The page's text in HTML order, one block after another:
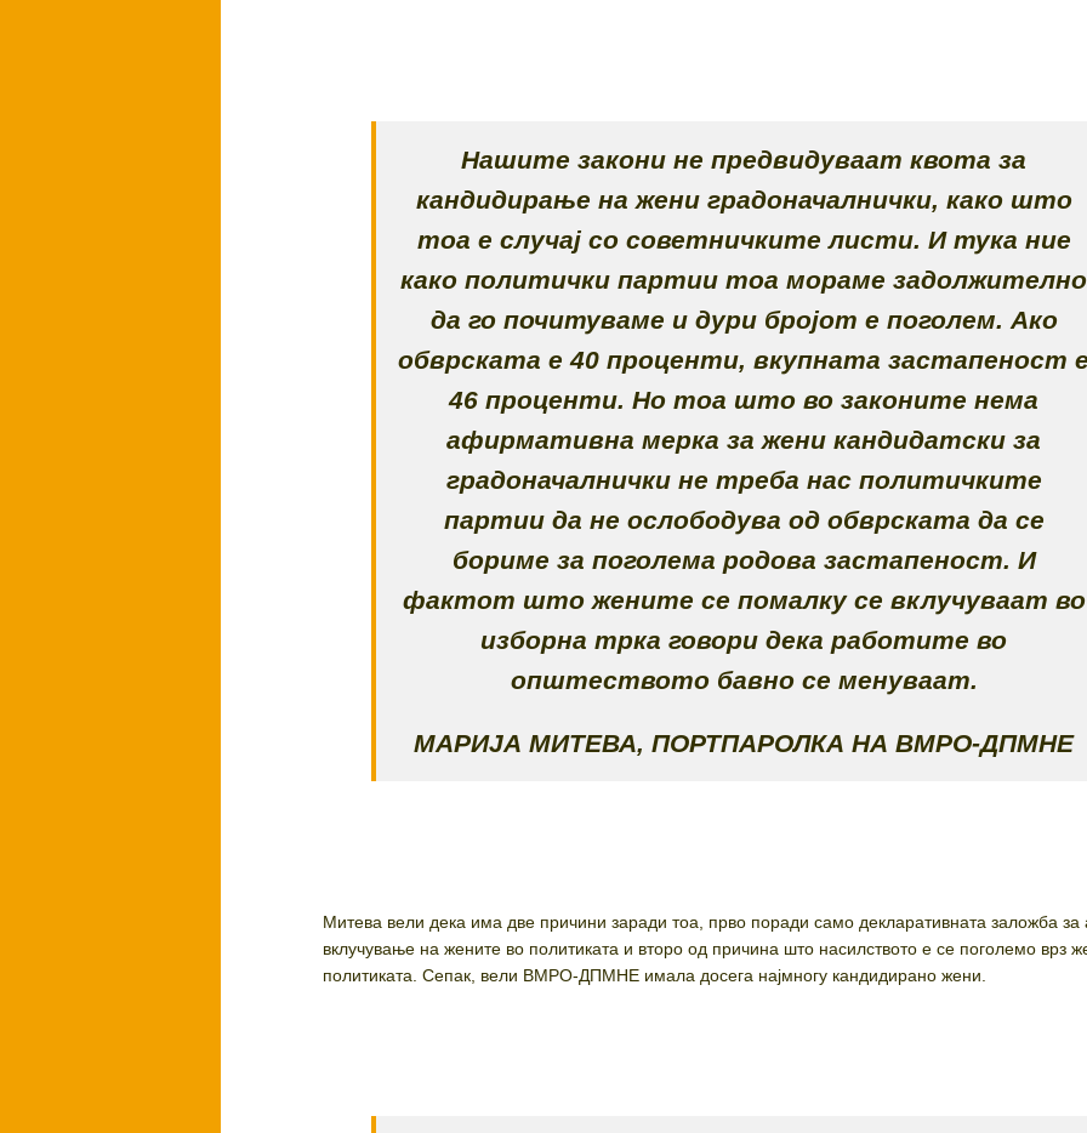
Нашите закони не предвидуваат квота за
кандидирање на жени градоначалнички, како што
тоа е случај со советничките листи. И тука ние
како политички партии тоа мораме задолжително
да го почитуваме и дури бројот е поголем. Ако
обврската е 40 проценти, вкупната застапеност
46 проценти. Но тоа што во законите нема
афирмативна мерка за жени кандидатски за
градоначалнички не треба нас политичките
партии да не ослободува од обврската да се
бориме за поголема родова застапеност. И
фактот што жените се помалку се вклучуваат во
изборна трка говори дека работите во
општеството бавно се менуваат.
МАРИЈА МИТЕВА, ПОРТПАРОЛКА НА ВМРО-ДПМНЕ
Митева вели дека има две причини заради тоа, прво поради само декларативната заложба за
вклучување на жените во политиката и второ од причина што насилството е се поголемо врз
политиката. Сепак, вели ВМРО-ДПМНЕ имала досега најмногу кандидирано жени.